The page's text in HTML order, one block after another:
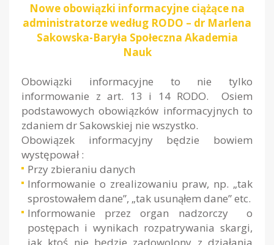
Nowe obowiązki informacyjne ciążące na
administratorze według RODO – dr Marlena
Sakowska-Baryła Społeczna Akademia
Nauk
Obowiązki informacyjne to nie tylko
informowanie z art. 13 i 14 RODO. Osiem
podstawowych obowiązków informacyjnych to
zdaniem dr Sakowskiej nie wszystko.
Obowiązek informacyjny będzie bowiem
występował :
Przy zbieraniu danych
Informowanie o zrealizowaniu praw, np. „tak
sprostowałem dane”, „tak usunąłem dane” etc.
Informowanie przez organ nadzorczy o
postępach i wynikach rozpatrywania skargi,
jak ktoś nie będzie zadowolony z działania